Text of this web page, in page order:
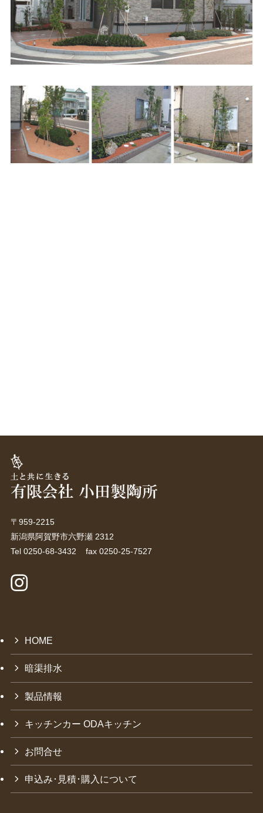
〒959-2215
新潟県阿賀野市六野瀬 2312
Tel 0250-68-3432 fax 0250-25-7527
HOME
暗渠排水
製品情報
キッチンカー ODAキッチン
お問合せ
申込み･見積･購入について